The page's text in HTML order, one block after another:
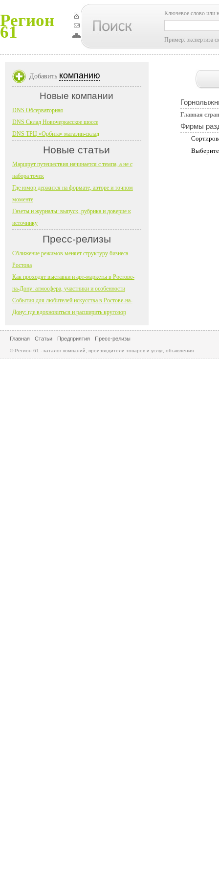
Регион
61
Ключевое слово или
Пример: экспертиза
Главная
Фирмы
Добавить компанию
Новые компании
DNS Обсерваторная
DNS Склад Новочеркасское шоссе
DNS ТРЦ «Орбита» магазин-склад
Новые статьи
Маршрут путешествия начинается с темпа, а не с
набора точек
Где юмор держится на формате, авторе и точном
моменте
Газеты и журналы: выпуск, рубрика и доверие к
источнику
Пресс-релизы
Сближение режимов меняет структуру бизнеса
Ростова
Как проходят выставки и арт-маркеты в Ростове-
на-Дону: атмосфера, участники и особенности
События для любителей искусства в Ростове-на-
Дону: где вдохновиться и расширить кругозор
Главная Статьи Предприятия Пресс-релизы
© Регион 61 - каталог компаний, производители товаров и услуг, объявления